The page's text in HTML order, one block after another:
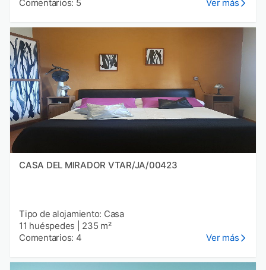
Comentarios: 5
Ver más
CASA DEL MIRADOR VTAR/JA/00423
Tipo de alojamiento: Casa
11 huéspedes
235 m²
Comentarios: 4
Ver más